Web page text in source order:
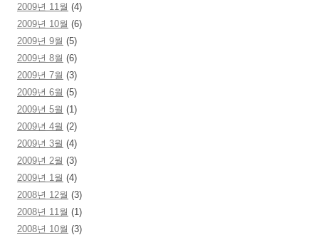
2009년 11월 (4)
2009년 10월 (6)
2009년 9월 (5)
2009년 8월 (6)
2009년 7월 (3)
2009년 6월 (5)
2009년 5월 (1)
2009년 4월 (2)
2009년 3월 (4)
2009년 2월 (3)
2009년 1월 (4)
2008년 12월 (3)
2008년 11월 (1)
2008년 10월 (3)